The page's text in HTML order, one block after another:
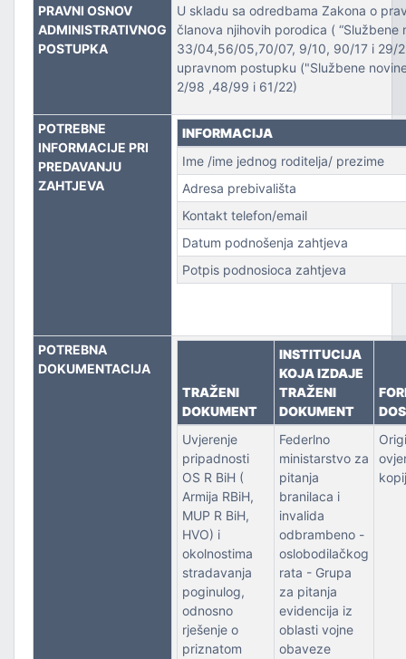
IZBJEGLICE I RASELJENA LICA
PRAVNI OSNOV
ADMINISTRATIVNOG
POSTUPKA
U skladu sa odredbama Zakona o
članova njihovih porodica ( “Službene
33/04,56/05,70/07, 9/10, 90/17 i 29/
upravnom postupku ("Službene
2/98 ,48/99 i 61/22)
POTREBNE
INFORMACIJE PRI
PREDAVANJU
ZAHTJEVA
INFORMACIJA
Ime /ime jednog roditelja/ prezime
Adresa prebivališta
Kontakt telefon/email
Datum podnošenja zahtjeva
Potpis podnosioca zahtjeva
POTREBNA
DOKUMENTACIJA
TRAŽENI
DOKUMENT
INSTITUCIJA
KOJA IZDAJE
TRAŽENI
DOKUMENT
Uvjerenje
pripadnosti
OS R BiH (
Armija RBiH,
MUP R BiH,
HVO) i
okolnostima
stradavanja
poginulog,
odnosno
rješenje o
priznatom
Federlno
ministarstvo za
pitanja
branilaca i
invalida
odbrambeno -
oslobodilačkog
rata - Grupa
za pitanja
evidencija iz
oblasti vojne
obaveze